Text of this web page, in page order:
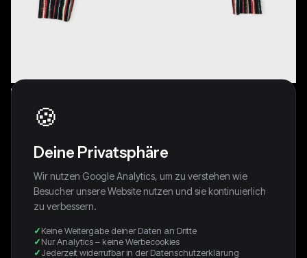
Colorful Sheer Button-Up with Ruffles
(M)
18,95 €
🍪
Deine Privatsphäre
Wir nutzen Google Analytics, um zu verstehen wie
Besucher unsere Website nutzen und sie kontinuierlich
zu verbessern.
Keine Weitergabe deiner Daten an Dritte
Nur Analytics – keine Werbecookies
Jederzeit widerrufbar in der Datenschutzerklärung